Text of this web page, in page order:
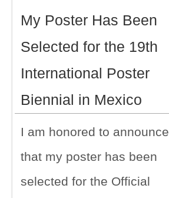
My Poster Has Been
Selected for the 19th
International Poster
Biennial in Mexico
I am honored to announce
that my poster has been
selected for the Official